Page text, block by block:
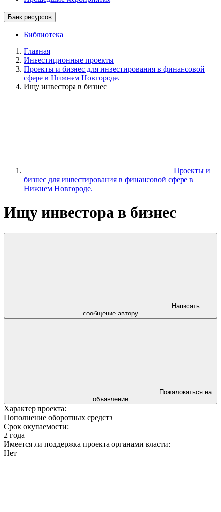
Банк ресурсов
Библиотека
Главная
Инвестиционные проекты
Проекты и бизнес для инвестирования в финансовой
сфере в Нижнем Новгороде.
Ищу инвестора в бизнес
Проекты и
бизнес для инвестирования в финансовой сфере в
Нижнем Новгороде.
Ищу инвестора в бизнес
сообщение автору
объявление
Характер проекта:
Пополнение оборотных средств
Срок окупаемости:
2 года
Имеется ли поддержка проекта органами власти:
Нет